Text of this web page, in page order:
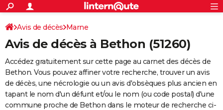
ACTUALITÉS
Politique
Société
Faits Divers
Education
Monde
Villes
+
SPORT
Coupe du monde 2026
Football
Tennis
Cyclisme
Rugby
Forum
Programme TV
TNT
Streaming
Cinéma
Sorties cinéma
Musique
+
FINANCE
Retraite
Epargne
Immobilier
Risques naturels par ville
Assurance
AUTO
Avis de décès Marne
Avis de décès à Bethon (51260)
Accédez gratuitement sur cette page au carnet des décès de
Bethon. Vous pouvez affiner votre recherche, trouver un avis
de décès, une nécrologie ou un avis d'obsèques plus ancien en
tapant le nom d'un défunt et/ou le nom (ou code postal) d'une
commune proche de Bethon dans le moteur de recherche ci-